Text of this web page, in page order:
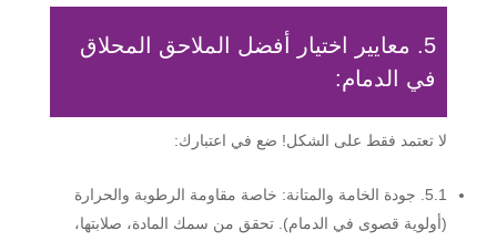
5. معايير اختيار أفضل الملاحق المحلاق
في الدمام:
لا تعتمد فقط على الشكل! ضع في اعتبارك:
5.1. جودة الخامة والمتانة:
خاصة مقاومة الرطوبة والحرارة
(أولوية قصوى في الدمام). تحقق من سمك المادة، صلابتها،